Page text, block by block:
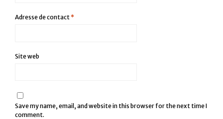
Adresse de contact*
Site web
Save my name, email, and website in this browser for the next time I
comment.